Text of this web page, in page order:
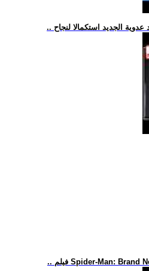
الجديد استكمالا لنجاح